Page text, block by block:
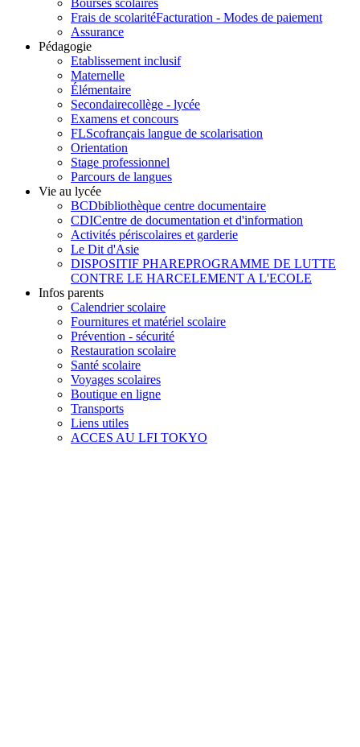
Frais de scolaritéFacturation - Modes de paiement
Assurance
Pédagogie
Etablissement inclusif
Maternelle
Élémentaire
Secondairecollège - lycée
Examens et concours
FLScofrançais langue de scolarisation
Orientation
Stage professionnel
Parcours de langues
Vie au lycée
BCDbibliothèque centre documentaire
CDICentre de documentation et d'information
Activités périscolaires et garderie
Le Dit d'Asie
DISPOSITIF PHAREPROGRAMME DE LUTTE
CONTRE LE HARCELEMENT A L'ECOLE
Infos parents
Calendrier scolaire
Fournitures et matériel scolaire
Prévention - sécurité
Restauration scolaire
Santé scolaire
Voyages scolaires
Boutique en ligne
Transports
Liens utiles
ACCES AU LFI TOKYO